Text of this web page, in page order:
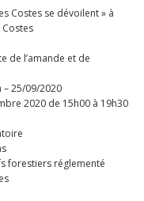
Costes se dévoilent » à
Costes
de l’amande et de
– 25/09/2020
2020 de 15h00 à 19h30
forestiers réglementé